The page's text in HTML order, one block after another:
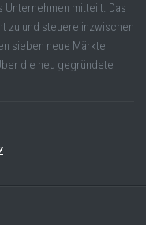
mitteilt. Das
zu und steuere inzwischen
sieben neue Märkte
die neu gegründete